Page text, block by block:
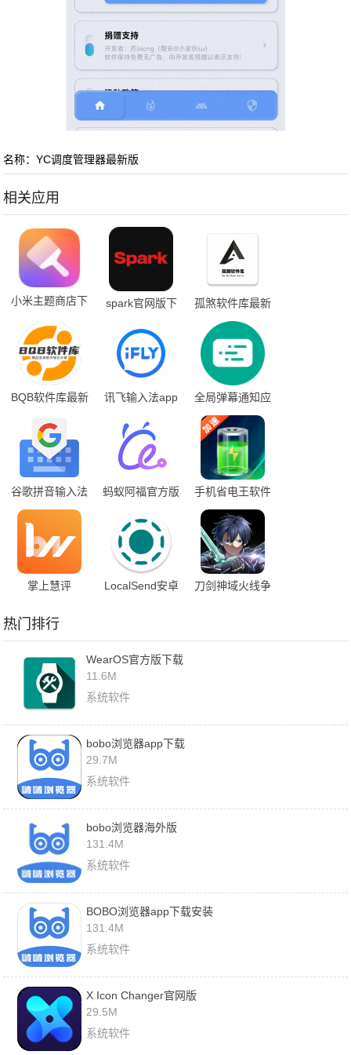
名称：YC调度管理器最新版
相关应用
小米主题商店下
spark官网版下
孤煞软件库最新
版
BQB软件库最新
讯飞输入法app
本
全局弹幕通知应
用app
谷歌拼音输入法
app下载
蚂蚁阿福官方版
手机省电王软件
掌上慧评
LocalSend安卓
刀剑神域火线争
热门排行
WearOS官方版下载
11.6M
系统软件
bobo浏览器app下载
29.7M
系统软件
bobo浏览器海外版
131.4M
系统软件
BOBO浏览器app下载安装
131.4M
系统软件
X Icon Changer官网版
29.5M
系统软件